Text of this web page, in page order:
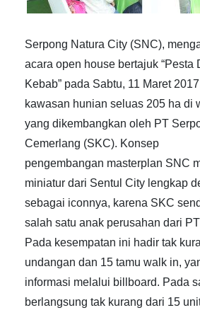
Serpong Natura City (SNC),
acara open house bertajuk “Pesta
Kebab” pada Sabtu, 11 Maret
kawasan hunian seluas 205 ha di
yang dikembangkan oleh PT
Cemerlang (SKC). Konsep
pengembangan masterplan SNC
miniatur dari Sentul City lengkap
sebagai iconnya, karena SKC
salah satu anak perusahan dari
Pada kesempatan ini hadir tak
undangan dan 15 tamu walk in,
informasi melalui billboard. Pada
berlangsung tak kurang dari 15